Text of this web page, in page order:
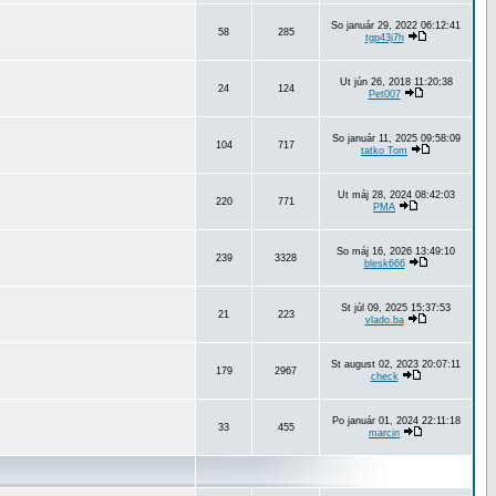
58 285
So január 29, 2022 06:12:41
tgp43j7h
24 124
Ut jún 26, 2018 11:20:38
Pet007
104 717
So január 11, 2025 09:58:09
tatko Tom
220 771
Ut máj 28, 2024 08:42:03
PMA
239 3328
So máj 16, 2026 13:49:10
blesk666
21 223
St júl 09, 2025 15:37:53
vlado.ba
179 2967
St august 02, 2023 20:07:11
check
33 455
Po január 01, 2024 22:11:18
marcin